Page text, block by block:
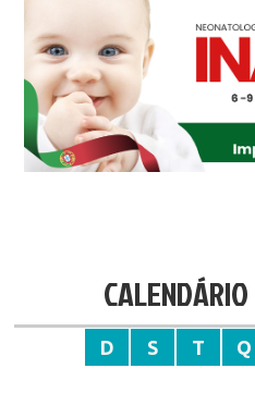
CALENDÁRIO
D S T Q